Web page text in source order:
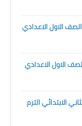
الاول الاعدادي
الاول الاعدادي
الابتدائي الترم